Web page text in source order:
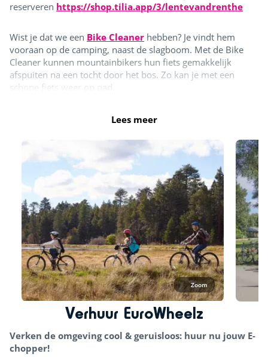
reserveren https://shop.tilia.app/3/lentevandrenthe
Wist je dat we een Bike Cleaner hebben? Je vindt hem
vooraan op de camping, naast de slagboom. Met de Bike
Cleaner kunnen mountainbikers hun fiets gemakkelijk
afspuiten na een tocht door het bos. Zo kan je met een
schone fiets weer op pad.
Lees meer
Zoom
Verhuur EuroWheelz
Verken de omgeving cool & geruisloos: huur nu jouw E-
chopper!